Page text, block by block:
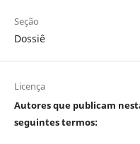
Seção
Dossiê
Licença
Autores que publicam
seguintes termos: